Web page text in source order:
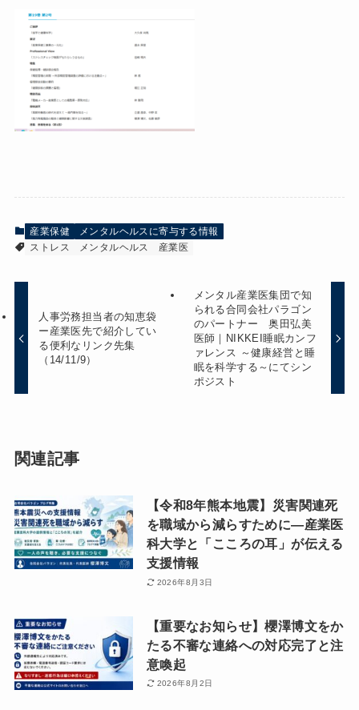
産業保健
メンタルヘルスに寄与する情報
ストレス
メンタルヘルス 産業医
人事労務担当者の知恵袋
ー産業医先で紹介してい
る便利なリンク先集
（14/11/9）
メンタル産業医集団で知
られる合同会社パラゴン
のパートナー 奥田弘美
医師｜NIKKEI睡眠カンフ
ァレンス ～健康経営と睡
眠を科学する～にてシン
ポジスト
関連記事
【令和8年熊本地震】災害関連死
を職域から減らすために―産業医
科大学と「こころの耳」が伝える
支援情報
2026年8月3日
【重要なお知らせ】櫻澤博文をか
たる不審な連絡への対応完了と注
意喚起
2026年8月2日